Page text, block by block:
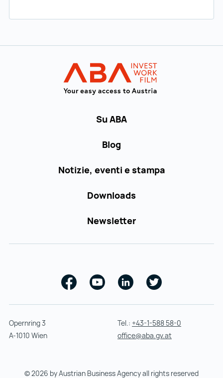
Su ABA
Blog
Notizie, eventi e stampa
Downloads
Newsletter
Facebook
Youtube
Linkedin
Twitter
Opernring 3
A-1010 Wien
Tel.: +43-1-588 58-0
office@aba.gv.at
© 2026 by Austrian Business Agency all rights reserved